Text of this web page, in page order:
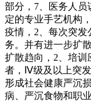
部分，7、医务人
定的专业手艺机构
疫情，2、每次突发
务。并有进一步扩
扩散趋向，2、培训
者，Ⅳ级及以上突
形成社会健康严沉
病、严沉食物和职